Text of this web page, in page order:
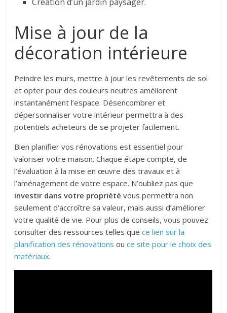
Mise à jour de la
décoration intérieure
Peindre les murs, mettre à jour les revêtements de sol
et opter pour des couleurs neutres améliorent
instantanément l’espace. Désencombrer et
dépersonnaliser votre intérieur permettra à des
potentiels acheteurs de se projeter facilement.
Bien planifier vos rénovations est essentiel pour
valoriser votre maison. Chaque étape compte, de
l’évaluation à la mise en œuvre des travaux et à
l’aménagement de votre espace. N’oubliez pas que
investir dans votre propriété vous permettra non
seulement d’accroître sa valeur, mais aussi d’améliorer
votre qualité de vie. Pour plus de conseils, vous pouvez
consulter des ressources telles quece lien sur la
planification des rénovations ouce site pour le choix des
matériaux.